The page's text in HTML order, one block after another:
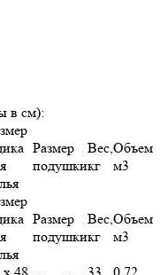
в см):
Размер
подушки
Вес,
кг
Объем
м3
Размер
подушки
Вес,
кг
Объем
м3